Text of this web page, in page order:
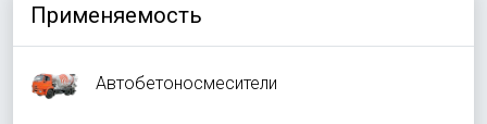
Применяемость
Автобетоносмесители